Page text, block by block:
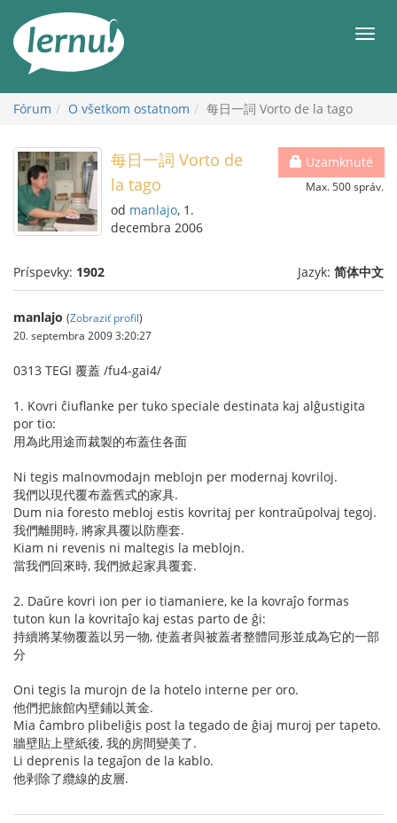
obsah
Fórum O všetkom ostatnom 每日一詞 Vorto de la tago
Uzamknuté
Max. 500 správ.
每日一詞 Vorto de
la tago
od manlajo, 1.
decembra 2006
Príspevky: 1902 Jazyk: 简体中文
manlajo (Zobraziť profil)
20. septembra 2009 3:20:27
0313 TEGI 覆蓋 /fu4-gai4/
1. Kovri ĉiuflanke per tuko speciale destinata kaj alĝustigita
por tio:
用為此用途而裁製的布蓋住各面
Ni tegis malnovmodajn meblojn per modernaj kovriloj.
我們以現代覆布蓋舊式的家具.
Dum nia foresto mebloj estis kovritaj per kontraŭpolvaj tegoj.
我們離開時, 將家具覆以防塵套.
Kiam ni revenis ni maltegis la meblojn.
當我們回來時, 我們掀起家具覆套.
2. Daŭre kovri ion per io tiamaniere, ke la kovraĵo formas
tuton kun la kovritaĵo kaj estas parto de ĝi:
持續將某物覆蓋以另一物, 使蓋者與被蓋者整體同形並成為它的一部
分
Oni tegis la murojn de la hotelo interne per oro.
他們把旅館內壁鋪以黃金.
Mia ĉambro plibeliĝis post la tegado de ĝiaj muroj per tapeto.
牆壁貼上壁紙後, 我的房間變美了.
Li deprenis la tegaĵon de la kablo.
他剥除了纜線的皮層.